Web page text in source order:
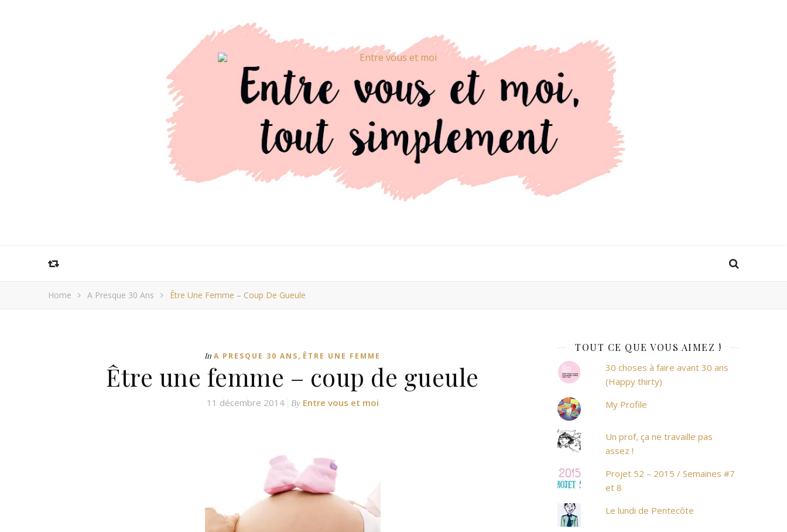
Home A Presque 30 Ans Être Une Femme – Coup De Gueule
In A PRESQUE 30 ANS, ÊTRE UNE FEMME
Être une femme – coup de gueule
11 décembre 2014 By Entre vous et moi
TOUT CE QUE VOUS AIMEZ !
30 choses à faire avant 30 ans
(Happy thirty)
My Profile
Un prof, ça ne travaille pas
assez !
Projet 52 – 2015 / Semaines #7
et 8
Le lundi de Pentecôte